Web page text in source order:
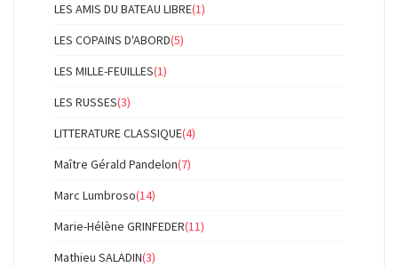
LES AMIS DU BATEAU LIBRE(1)
LES COPAINS D'ABORD(5)
LES MILLE-FEUILLES(1)
LES RUSSES(3)
LITTERATURE CLASSIQUE(4)
Maître Gérald Pandelon(7)
Marc Lumbroso(14)
Marie-Hélène GRINFEDER(11)
Mathieu SALADIN(3)